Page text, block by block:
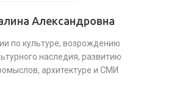
Александровна
по культуре, возрождению
наследия, развитию
архитектуре и СМИ